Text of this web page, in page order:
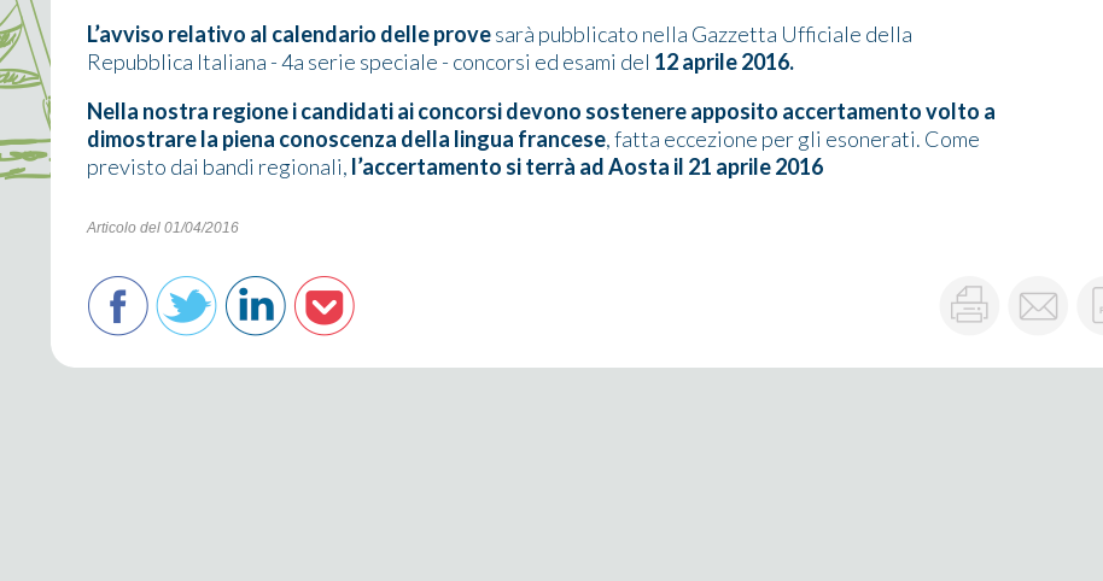
L’avviso relativo al calendario delle provesarà pubblicato nella Gazzetta Ufficiale della
Repubblica Italiana - 4a serie speciale - concorsi ed esami del 12 aprile 2016.
Nella nostra regione i candidati ai concorsi devono sostenere apposito accertamento volto a
dimostrare la piena conoscenza della lingua francese, fatta eccezione per gli esonerati. Come
previsto dai bandi regionali, l’accertamento si terrà ad Aosta il 21 aprile 2016
Articolo del 01/04/2016